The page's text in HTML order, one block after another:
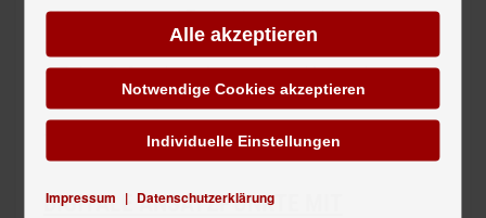
Wettbewerber und Technologien beobachten und
mithilfe von Experten aus verschiedenen Bereichen
– Zukunftsforschern, Innovatoren, Unternehmern,
eigenen Managern, Stakeholdern und Kunden –
Zukunftsszenarien entwerfen.
DIGITALE ANSATZPUNKTE MIT
Alle akzeptieren
Notwendige Cookies akzeptieren
Impressum | Datenschutzerklärung
Individuelle Einstellungen